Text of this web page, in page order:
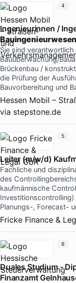
Ingenieurinnen /
Bauingenieurwesen
Sie sind
Bauüberwachung/
Brückenbau /
die Prüfung der
Bauvorbereitung und
Hessen Mobil –
via stepstone.de
4
Leiter (m/w/d)
Fachliche und
des
kaufmännische
Planungs-, Forecast-
Fricke Finance &
5
Duales Studium -
Finanzamt
6